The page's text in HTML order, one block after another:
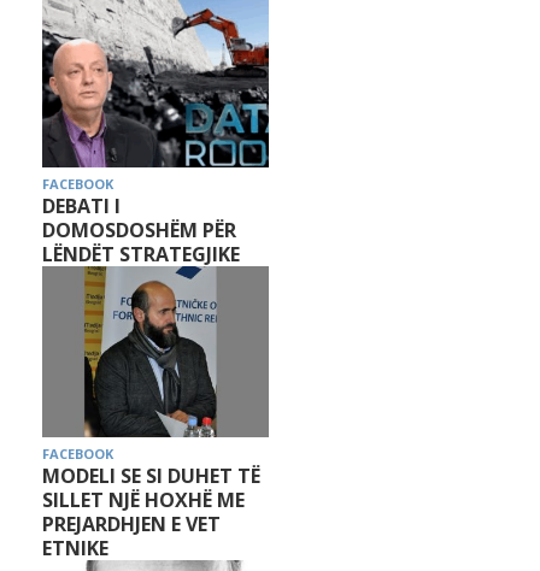
FACEBOOK
DEBATI I
DOMOSDOSHËM PËR
LËNDËT STRATEGJIKE
FACEBOOK
MODELI SE SI DUHET TË
SILLET NJË HOXHË ME
PREJARDHJEN E VET
ETNIKE